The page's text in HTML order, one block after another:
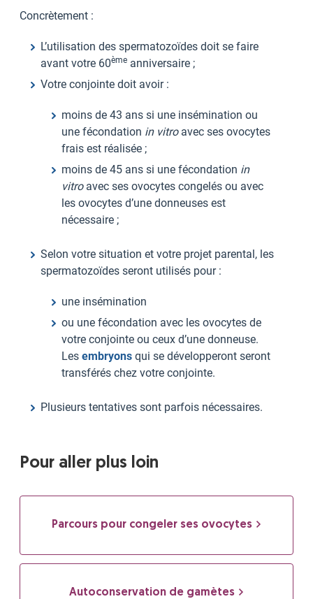
Concrètement :
L’utilisation des spermatozoïdes doit se faire
avant votre 60ème anniversaire ;
Votre conjointe doit avoir :
moins de 43 ans si une insémination ou
une fécondation in vitroavec ses ovocytes
frais est réalisée ;
moins de 45 ans si une fécondation in
vitroavec ses ovocytes congelés ou avec
les ovocytes d’une donneuses est
nécessaire ;
Selon votre situation et votre projet parental, les
spermatozoïdes seront utilisés pour :
une insémination
ou une fécondation avec les ovocytes de
votre conjointe ou ceux d’une donneuse.
Les embryons qui se développeront seront
transférés chez votre conjointe.
Plusieurs tentatives sont parfois nécessaires.
Pour aller plus loin
Parcours pour congeler ses ovocytes
Autoconservation de gamètes